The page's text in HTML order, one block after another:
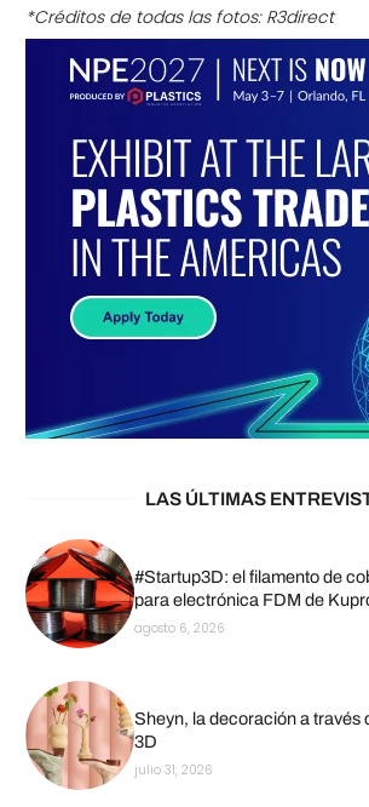
*Créditos de todas las fotos: R3direct
LAS ÚLTIMAS
#Startup3D: el filamento de
para electrónica FDM de
agosto 6, 2026
Sheyn, la decoración a través
3D
julio 31, 2026